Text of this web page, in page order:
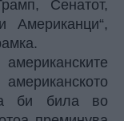
Сенатот,
Американци“,
би била во